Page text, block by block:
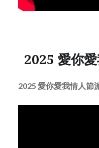
2025 愛你
2025 愛你愛我情人節